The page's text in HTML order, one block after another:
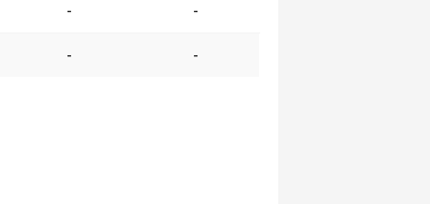
- -
- -